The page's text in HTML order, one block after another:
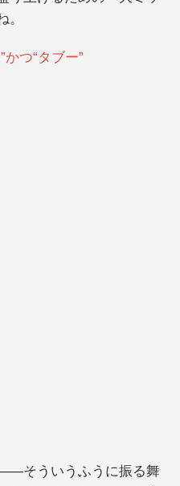
。
つ“タブー”
そういうふうに振る舞